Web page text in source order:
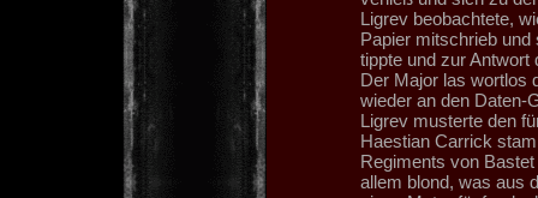
Ligrev beobachtete,
Papier mitschrieb
tippte und zur Antwort
Der Major las wortlos
wieder an den Daten-
Ligrev musterte den
Haestian Carrick
Regiments von
allem blond, was aus